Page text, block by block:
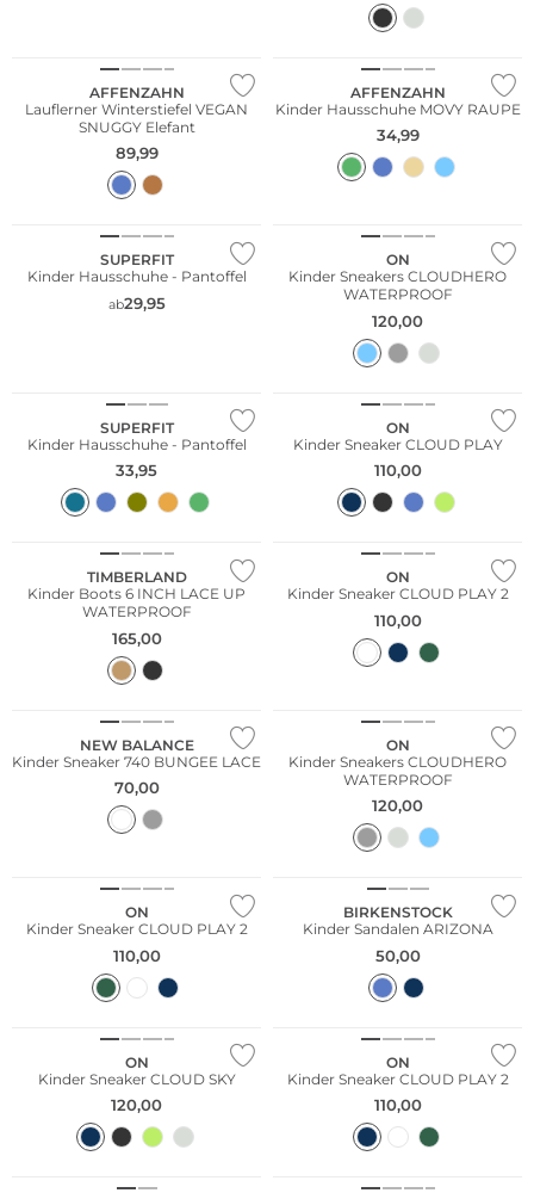
AFFENZAHN
Lauflerner Winterstiefel VEGAN
SNUGGY Elefant
89,99
AFFENZAHN
Kinder Hausschuhe MOVY RAUPE
34,99
SUPERFIT
Kinder Hausschuhe - Pantoffel
ab29,95
ON
Kinder Sneakers CLOUDHERO
WATERPROOF
120,00
SUPERFIT
Kinder Hausschuhe - Pantoffel
33,95
ON
Kinder Sneaker CLOUD PLAY
110,00
TIMBERLAND
Kinder Boots 6 INCH LACE UP
WATERPROOF
165,00
ON
Kinder Sneaker CLOUD PLAY 2
110,00
NEW BALANCE
Kinder Sneaker 740 BUNGEE LACE
70,00
ON
Kinder Sneakers CLOUDHERO
WATERPROOF
120,00
ON
Kinder Sneaker CLOUD PLAY 2
110,00
BIRKENSTOCK
Kinder Sandalen ARIZONA
50,00
ON
Kinder Sneaker CLOUD SKY
120,00
ON
Kinder Sneaker CLOUD PLAY 2
110,00
Nachhaltig